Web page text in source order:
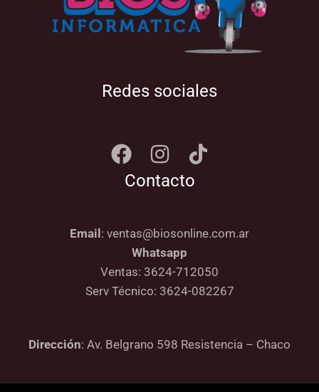
Redes sociales
Contacto
Email : ventas@biosonline.com.ar
Whatsapp
Ventas: 3624-712050
Serv Técnico: 3624-082267
Dirección: Av. Belgrano 598 Resistencia – Chaco